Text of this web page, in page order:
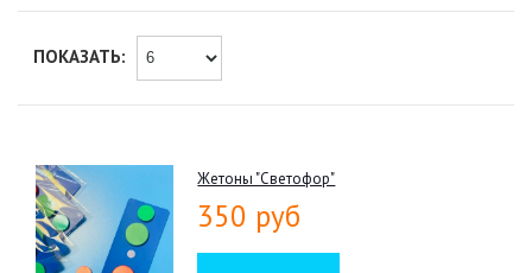
ПОКАЗАТЬ:
Жетоны "Светофор"
350 руб